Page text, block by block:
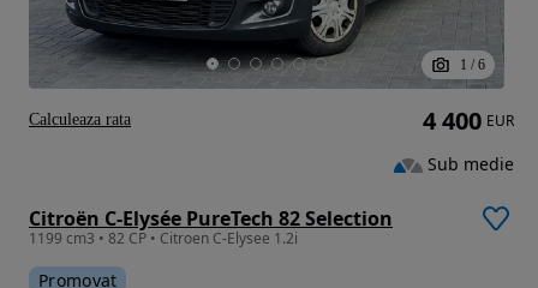
1 / 6
Citroën C-Elysée PureTech 82 Selection
1199 cm3 • 82 CP • Citroen C-Elysee 1.2i
Promovat
4 400 EUR
Sub medie
Calculeaza rata